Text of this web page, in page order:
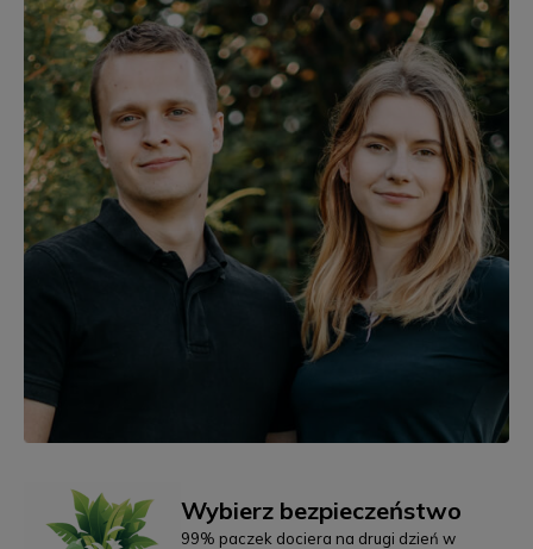
Wybierz bezpieczeństwo
99% paczek dociera na drugi dzień w